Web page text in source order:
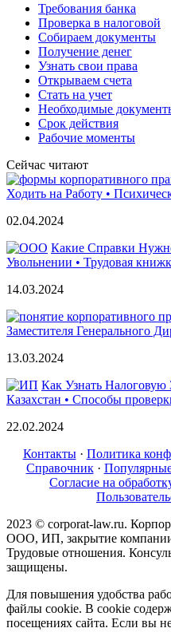
Требования банка
Проверка в налоговой
Собираем документы
Получение денег
Узнать свои права
Открываем счета
Стать на учет
Необходимые
Срок действия
Рабочие моменты
Сейчас читают
Ходить на Работу •
02.04.2024
Какие Справки
Увольнении • Трудовая
14.03.2024
Заместителя Генерального
13.03.2024
Как Узнать
Казахстан • Способы
22.02.2024
Контакты· Политика
Справочник·
Согласие на
2023 © corporat-law.ru.
ООО, ИП, закрытие
Трудовые отношения.
защищены.
Для повышения удобства
файлы cookie. В cookie
посещениях сайта. Если вы